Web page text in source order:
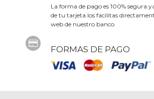
La forma de pago es 100% segura
de tu tarjeta los facilitas
web de nuestro banco
FORMAS DE PAGO